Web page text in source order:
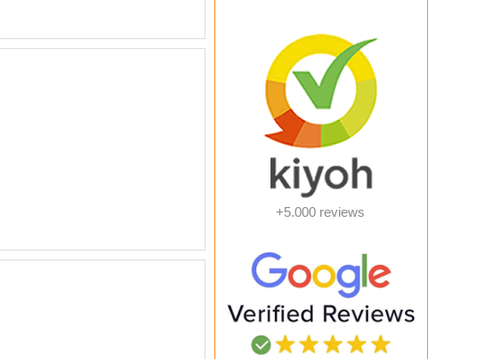
+5.000 reviews